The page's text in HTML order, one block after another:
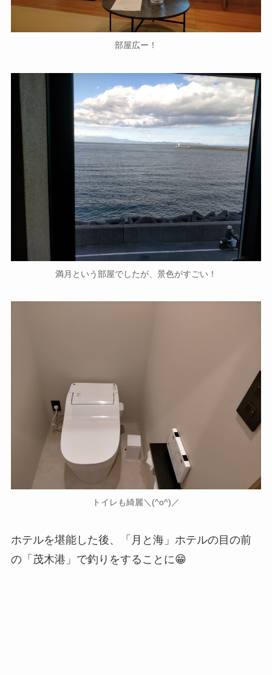
部屋広ー！
満月という部屋でしたが、景色がすごい！
トイレも綺麗＼(^o^)／
ホテルを堪能した後、
「月と海」ホテルの目の前
の「茂木港」で釣り をすることに😁